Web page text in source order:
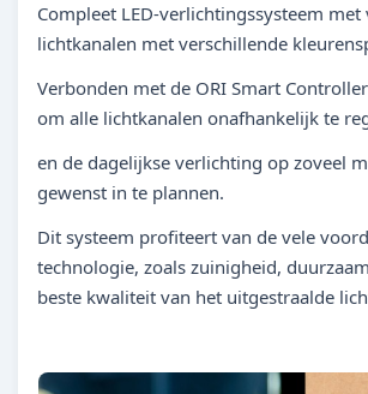
Compleet LED-verlichtingssysteem met
lichtkanalen met verschillende
Verbonden met de ORI Smart
om alle lichtkanalen onafhankelijk te
en de dagelijkse verlichting op zoveel
gewenst in te plannen.
Dit systeem profiteert van de vele
technologie, zoals zuinigheid,
beste kwaliteit van het uitgestraalde